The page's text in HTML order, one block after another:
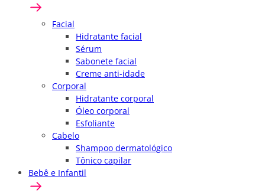
Facial
Hidratante facial
Sérum
Sabonete facial
Creme anti-idade
Corporal
Hidratante corporal
Óleo corporal
Esfoliante
Cabelo
Shampoo dermatológico
Tônico capilar
Bebê e Infantil